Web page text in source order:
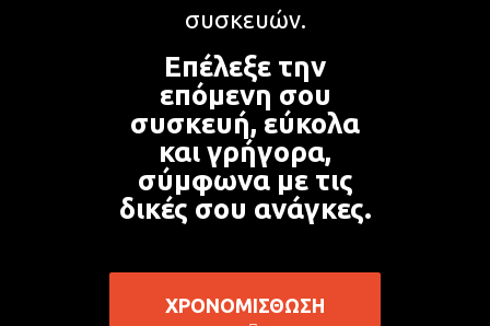
συσκευών.
Επέλεξε την
επόμενη σου
συσκευή, εύκολα
και γρήγορα,
σύμφωνα με τις
δικές σου ανάγκες.
ΧΡΟΝΟΜΙΣΘΩΣΗ